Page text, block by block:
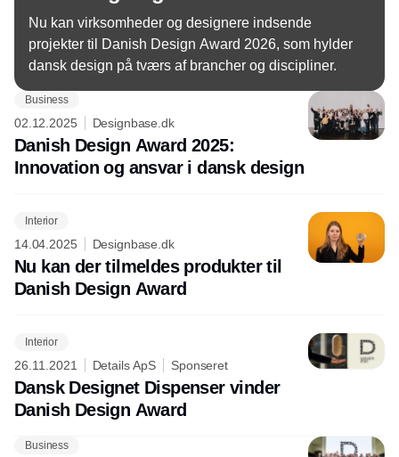
Nu kan virksomheder og designere indsende
projekter til Danish Design Award 2026, som hylder
dansk design på tværs af brancher og discipliner.
Business
02.12.2025 Designbase.dk
Danish Design Award 2025:
Innovation og ansvar i dansk design
Interior
14.04.2025 Designbase.dk
Nu kan der tilmeldes produkter til
Danish Design Award
Interior
26.11.2021 Details ApS Sponseret
Dansk Designet Dispenser vinder
Danish Design Award
Business